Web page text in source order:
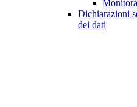
Dichiarazioni
dei dati